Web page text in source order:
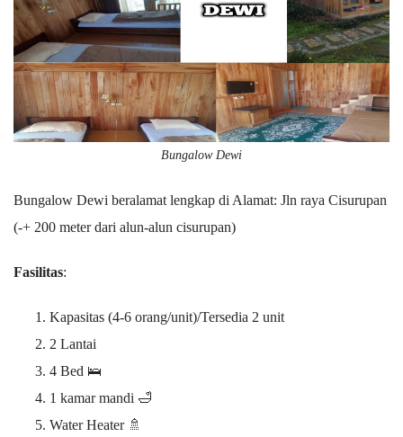
Bungalow Dewi
Bungalow Dewi beralamat lengkap di Alamat: Jln raya Cisurupan
(-+ 200 meter dari alun-alun cisurupan)
Fasilitas:
Kapasitas (4-6 orang/unit)/Tersedia 2 unit
2 Lantai
4 Bed 🛌
1 kamar mandi 🛁
Water Heater 🚿